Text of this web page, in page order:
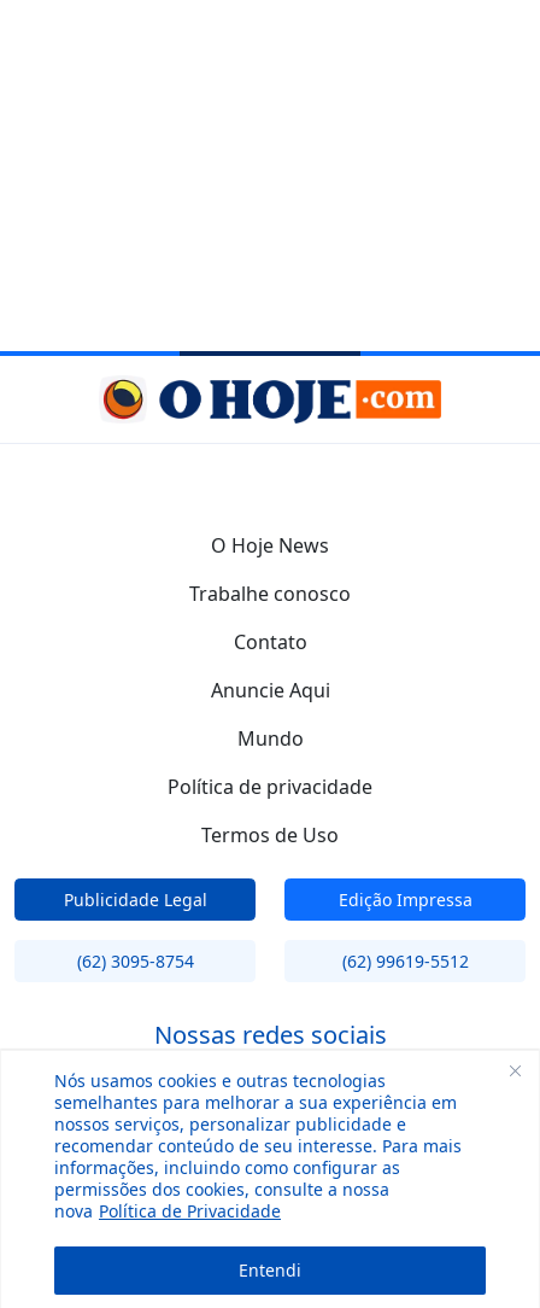
Nós usamos cookies e outras tecnologias
semelhantes para melhorar a sua experiência em
nossos serviços, personalizar publicidade e
recomendar conteúdo de seu interesse. Para mais
informações, incluindo como configurar as
permissões dos cookies, consulte a nossa
nova Política de Privacidade
Entendi
O Hoje News
Trabalhe conosco
Contato
Anuncie Aqui
Mundo
Política de privacidade
Termos de Uso
Publicidade Legal Edição Impressa
(62) 3095-8754 (62) 99619-5512
Nossas redes sociais
reservados.by Intos